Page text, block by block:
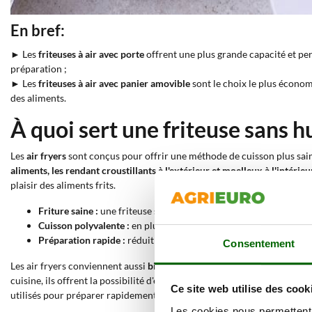
Consentement
Ce site web utilise des
En bref:
► Lesfriteuses à air avec porteoffrent une plus grande capacité et
préparation ;
► Lesfriteuses à air avec panier amoviblesont le choix le plus
des aliments.
À quoi sert une friteuse sans
Lesair fryerssont conçus pour offrir une méthode de cuisson plus
aliments, les rendant croustillants à l'extérieur et moelleux à
plaisir des aliments frits.
Friture saine : une friteuse sans huile permet de frire des
Cuisson polyvalente : en plus de la friture, il est possible de
Préparation rapide : réduit le temps de cuisson grâce à la
Les air fryers conviennent aussi bienàun usage domestique qu'à un
cuisine, ils offrent la possibilité d'explorer différentes techniques de
utilisés pour préparer rapidement des snacks et des